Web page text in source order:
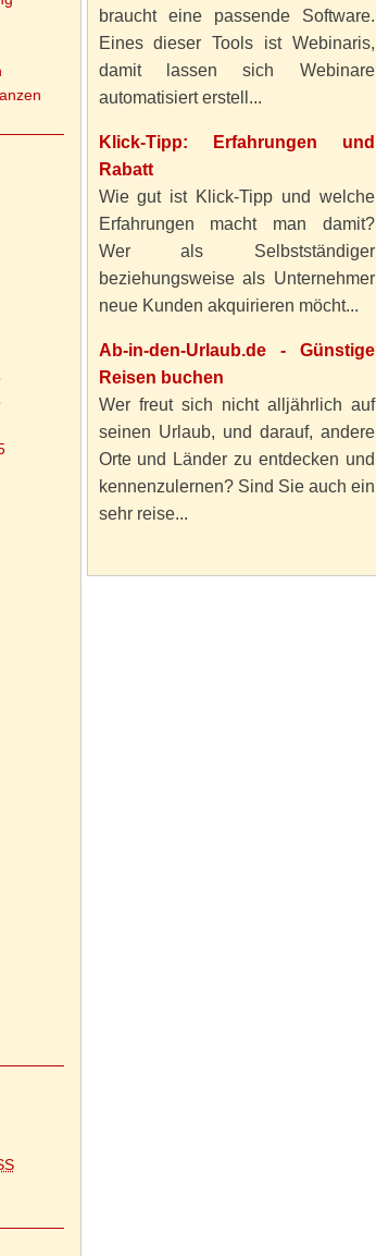
braucht eine passende Software.
Eines dieser Tools ist Webinaris,
damit lassen sich Webinare
automatisiert erstell...
Klick-Tipp: Erfahrungen und
Rabatt
Wie gut ist Klick-Tipp und welche
Erfahrungen macht man damit?
Wer als Selbstständiger
beziehungsweise als Unternehmer
neue Kunden akquirieren möcht...
Ab-in-den-Urlaub.de - Günstige
Reisen buchen
Wer freut sich nicht alljährlich auf
seinen Urlaub, und darauf, andere
Orte und Länder zu entdecken und
kennenzulernen? Sind Sie auch ein
sehr reise...